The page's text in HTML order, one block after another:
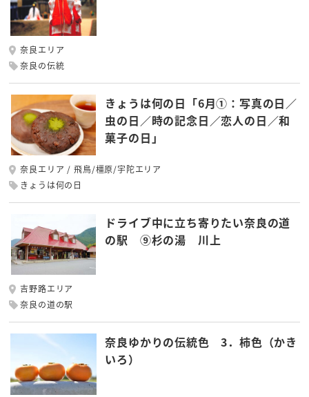
奈良エリア
奈良の伝統
きょうは何の日「6月①：写真の日／
虫の日／時の記念日／恋人の日／和
菓子の日」
奈良エリア
飛鳥/橿原/宇陀エリア
きょうは何の日
ドライブ中に立ち寄りたい奈良の道
の駅 ⑨杉の湯 川上
吉野路エリア
奈良の道の駅
奈良ゆかりの伝統色 3．柿色（かき
いろ）